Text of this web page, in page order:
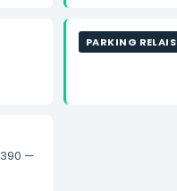
PARKING RELAIS
—